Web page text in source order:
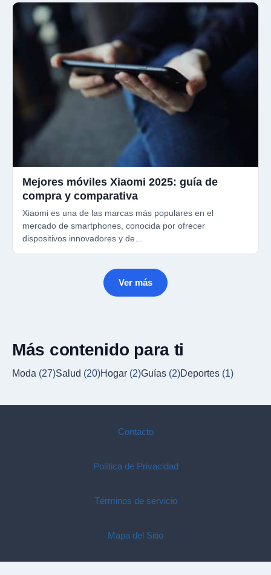
Mejores móviles Xiaomi 2025: guía de
compra y comparativa
Xiaomi es una de las marcas más populares en el
mercado de smartphones, conocida por ofrecer
dispositivos innovadores y de…
Ver más
Más contenido para ti
Moda (27)Salud (20)Hogar (2)Guías (2)Deportes (1)
Contacto
Política de Privacidad
Términos de servicio
Mapa del Sitio